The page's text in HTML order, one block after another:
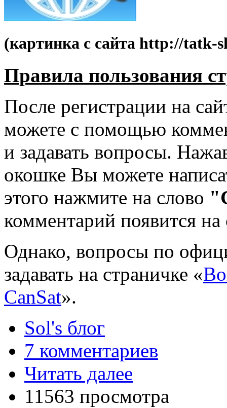
(картинка с сайта http://tatk-
Правила пользования
После регистрации на
можете с помощью
и задавать вопросы.
окошке Вы можете
этого нажмите на слово
комментарий появится на
Однако, вопросы по
задавать на страничке «
CanSat».
Sol's блог
7 комментариев
Читать далее
11563 просмотра